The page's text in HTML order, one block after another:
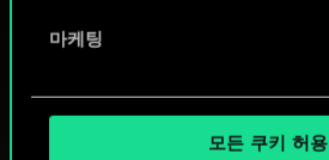
마케팅
모든 쿠키 허용